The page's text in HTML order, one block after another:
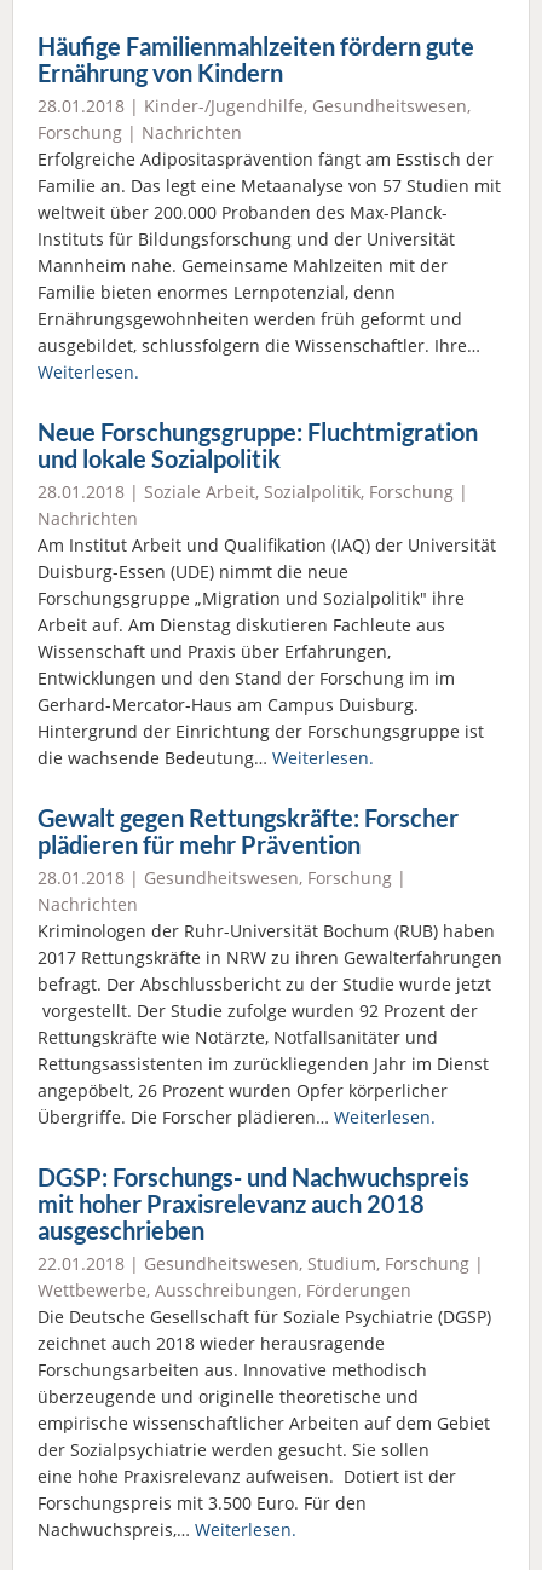
Häufige Familienmahlzeiten fördern gute
Ernährung von Kindern
28.01.2018 | Kinder-/Jugendhilfe, Gesundheitswesen,
Forschung | Nachrichten
Erfolgreiche Adipositasprävention fängt am Esstisch der
Familie an. Das legt eine Metaanalyse von 57 Studien mit
weltweit über 200.000 Probanden des Max-Planck-
Instituts für Bildungsforschung und der Universität
Mannheim nahe. Gemeinsame Mahlzeiten mit der
Familie bieten enormes Lernpotenzial, denn
Ernährungsgewohnheiten werden früh geformt und
ausgebildet, schlussfolgern die Wissenschaftler. Ihre…
Weiterlesen.
Neue Forschungsgruppe: Fluchtmigration
und lokale Sozialpolitik
28.01.2018 | Soziale Arbeit, Sozialpolitik, Forschung |
Nachrichten
Am Institut Arbeit und Qualifikation (IAQ) der Universität
Duisburg-Essen (UDE) nimmt die neue
Forschungsgruppe „Migration und Sozialpolitik" ihre
Arbeit auf. Am Dienstag diskutieren Fachleute aus
Wissenschaft und Praxis über Erfahrungen,
Entwicklungen und den Stand der Forschung im im
Gerhard-Mercator-Haus am Campus Duisburg.
Hintergrund der Einrichtung der Forschungsgruppe ist
die wachsende Bedeutung… Weiterlesen.
Gewalt gegen Rettungskräfte: Forscher
plädieren für mehr Prävention
28.01.2018 | Gesundheitswesen, Forschung |
Nachrichten
Kriminologen der Ruhr-Universität Bochum (RUB) haben
2017 Rettungskräfte in NRW zu ihren Gewalterfahrungen
befragt. Der Abschlussbericht zu der Studie wurde jetzt
vorgestellt. Der Studie zufolge wurden 92 Prozent der
Rettungskräfte wie Notärzte, Notfallsanitäter und
Rettungsassistenten im zurückliegenden Jahr im Dienst
angepöbelt, 26 Prozent wurden Opfer körperlicher
Übergriffe. Die Forscher plädieren… Weiterlesen.
DGSP: Forschungs- und Nachwuchspreis
mit hoher Praxisrelevanz auch 2018
ausgeschrieben
22.01.2018 | Gesundheitswesen, Studium, Forschung |
Wettbewerbe, Ausschreibungen, Förderungen
Die Deutsche Gesellschaft für Soziale Psychiatrie (DGSP)
zeichnet auch 2018 wieder herausragende
Forschungsarbeiten aus. Innovative methodisch
überzeugende und originelle theoretische und
empirische wissenschaftlicher Arbeiten auf dem Gebiet
der Sozialpsychiatrie werden gesucht. Sie sollen
eine hohe Praxisrelevanz aufweisen. Dotiert ist der
Forschungspreis mit 3.500 Euro. Für den
Nachwuchspreis,… Weiterlesen.